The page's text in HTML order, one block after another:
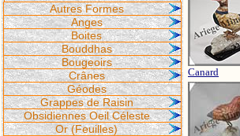
Autres Formes
Anges
Boites
Bouddhas
Bougeoirs
Crânes
Géodes
Grappes de Raisin
Obsidiennes Oeil Céleste
Or (Feuilles)
Canard